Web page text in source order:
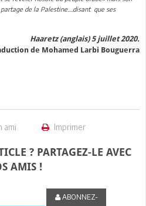
de la Palestine….disant que ses
Haaretz (anglais) 5 juillet 2020.
de Mohamed Larbi Bouguerra
ami Imprimer
? PARTAGEZ-LE AVEC
AMIS !
ABONNEZ-